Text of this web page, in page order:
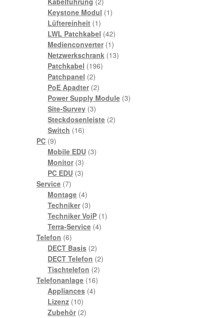
Produkte
Keystone Modul 11
Lüftereinheit 11
Produkt
LWL Patchkabel 4242
Produkte
Medienconverter 11
Produkt
Netzwerkschrank 1313
Patchkabel 196196
Patchpanel 22
Produkte
PoE Apadter 22
Produkte
Power Supply Module 33
Site-Survey 33
Produkte
Steckdosenleiste 22
Switch 1616
PC 99
Produkte
Mobile EDU 33
Monitor 33
Produkte
PC EDU 33
Service 77
Produkte
Montage 44
Produkte
Techniker 33
Produkte
Techniker VoiP 11
Terra-Service 44
Telefon 66
Produkte
DECT Basis 22
Produkte
DECT Telefon 22
Tischtelefon 22
Produkte
Telefonanlage 1616
Appliances 44
Lizenz 1010
Produkte
Zubehör 22